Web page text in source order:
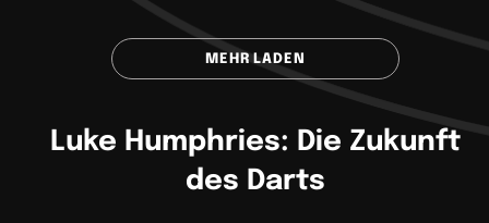
MEHR LADEN
Luke Humphries: Die Zukunft
des Darts